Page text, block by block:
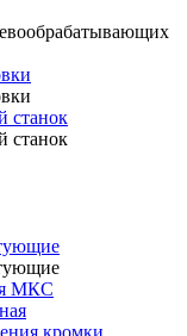
станок
станок
МКС
кромки